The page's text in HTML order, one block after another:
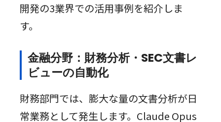
開発の3業界での活用事例を紹介しま
す。
金融分野：財務分析・SEC文書レ
ビューの自動化
財務部門では、膨大な量の文書分析が日
常業務として発生します。Claude Opus